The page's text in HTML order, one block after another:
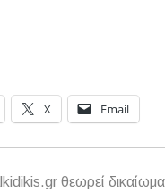
X Email
θεωρεί